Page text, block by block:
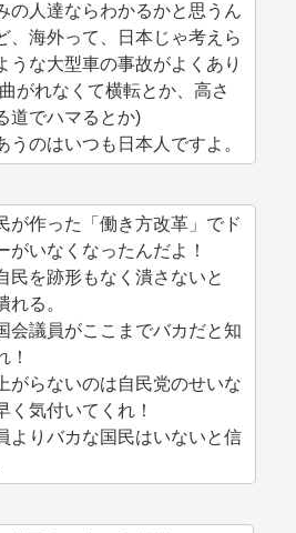
の人達ならわかるかと思うん
、海外って、日本じゃ考えら
うな大型車の事故がよくあり
がれなくて横転とか、高さ
道でハマるとか)
うのはいつも日本人ですよ。
が作った「働き方改革」でド
がいなくなったんだよ！
民を跡形もなく潰さないと
る。
会議員がここまでバカだと知
！
がらないのは自民党のせいな
く気付いてくれ！
よりバカな国民はいないと信